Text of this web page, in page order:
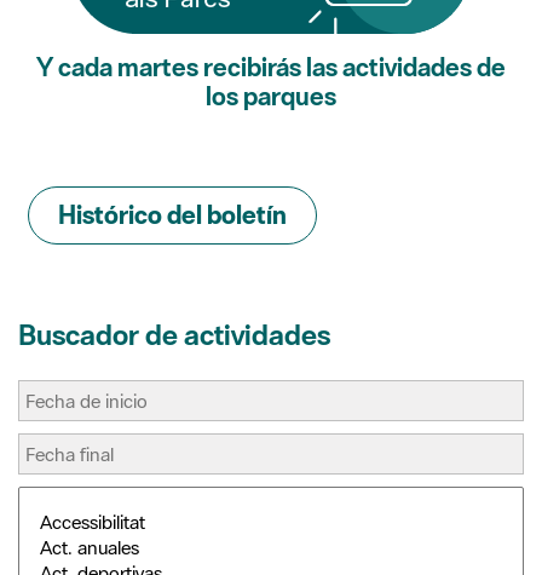
Y cada martes recibirás las actividades de
los parques
Histórico del boletín
Buscador de actividades